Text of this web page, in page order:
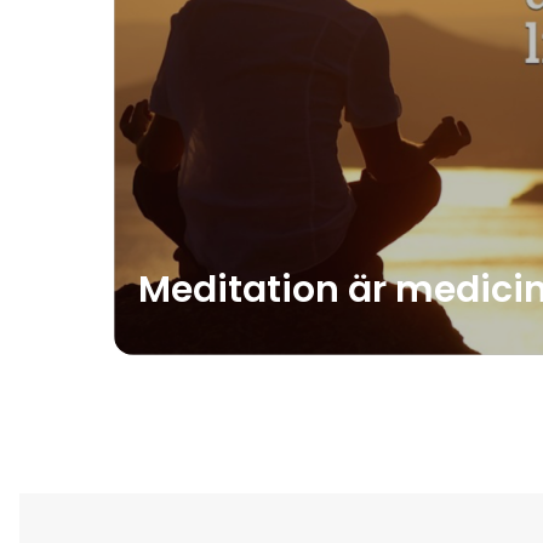
Meditation är